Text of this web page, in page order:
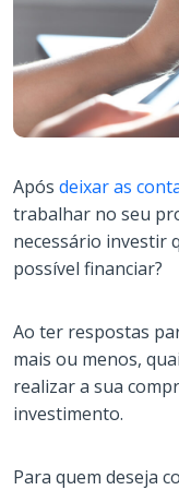
Após deixar as
trabalhar no seu
necessário investir
possível financiar?
Ao ter respostas
mais ou menos,
realizar a sua
investimento.
Para quem deseja